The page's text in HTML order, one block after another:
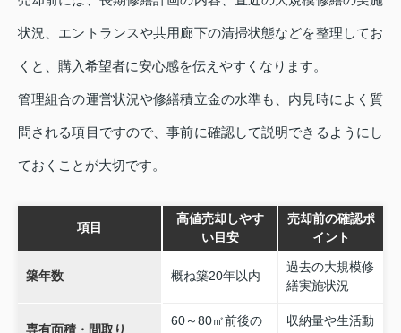
状況、エントランスや共用廊下の清掃状態などを整理してお
くと、購入希望者に安心感を伝えやすくなります。
管理組合の運営状況や修繕積立金の水準も、内見時によく質
問される項目ですので、事前に確認して説明できるようにし
ておくことが大切です。
項目
高値売却しやす
い目安
売却前の確認ポ
イント
築年数 概ね築20年以内
過去の大規模修
繕実施状況
専有面積・間取り
60～80㎡前後の
収納量や生活動